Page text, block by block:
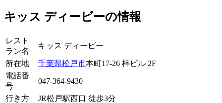
キッス ディービーの情報
レスト
ラン名
キッス ディービー
所在地 千葉県松戸市本町17-26 梓ビル 2F
電話番
号
047-364-9430
行き方 JR松戸駅西口 徒歩3分